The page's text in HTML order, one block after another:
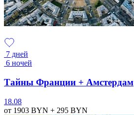
7 дней
6 ночей
Тайны Франции + Амстердам
18.08
от 1903 BYN + 295 BYN